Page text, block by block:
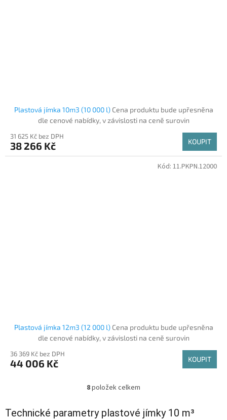
Plastová jímka 10m3 (10 000 l) Cena produktu bude upřesněna
dle cenové nabídky, v závislosti na ceně surovin
31 625 Kč bez DPH
38 266 Kč KOUPIT
Plastová jímka 12m3 (12 000 l) Cena produktu bude upřesněna
dle cenové nabídky, v závislosti na ceně surovin
36 369 Kč bez DPH
44 006 Kč KOUPIT
Kód: 11.PKPN.12000
O
l
8položek celkem
Technické parametry plastové jímky 10 m³